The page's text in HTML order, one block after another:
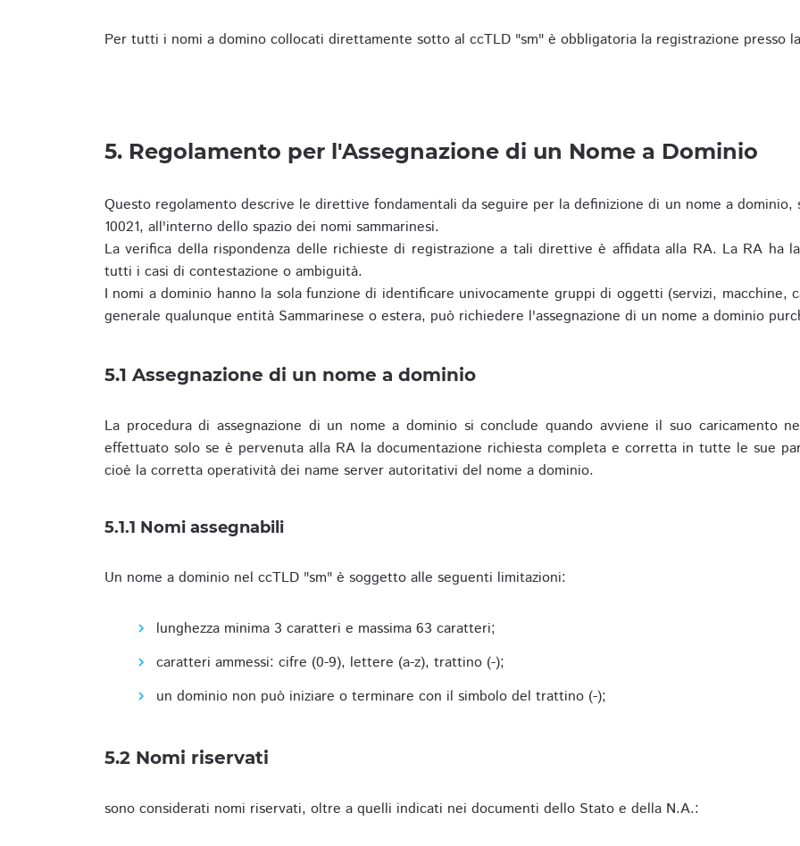
Per tutti i nomi a domino collocati direttamente sotto al ccTLD "sm" è obbligatoria la registrazione presso
5. Regolamento per l'Assegnazione di un Nome a Dominio
Questo regolamento descrive le direttive fondamentali da seguire per la definizione di un nome a
10021, all'interno dello spazio dei nomi sammarinesi.
La verifica della rispondenza delle richieste di registrazione a tali direttive è affidata alla RA. La RA ha
tutti i casi di contestazione o ambiguità.
I nomi a dominio hanno la sola funzione di identificare univocamente gruppi di oggetti (servizi, macchine,
generale qualunque entità Sammarinese o estera, può richiedere l'assegnazione di un nome a dominio
5.1 Assegnazione di un nome a dominio
La procedura di assegnazione di un nome a dominio si conclude quando avviene il suo caricamento
effettuato solo se è pervenuta alla RA la documentazione richiesta completa e corretta in tutte le sue
cioè la corretta operatività dei name server autoritativi del nome a dominio.
5.1.1 Nomi assegnabili
Un nome a dominio nel ccTLD "sm" è soggetto alle seguenti limitazioni:
lunghezza minima 3 caratteri e massima 63 caratteri;
caratteri ammessi: cifre (0-9), lettere (a-z), trattino (-);
un dominio non può iniziare o terminare con il simbolo del trattino (-);
5.2 Nomi riservati
sono considerati nomi riservati, oltre a quelli indicati nei documenti dello Stato e della N.A.: